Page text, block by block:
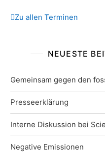
Zu allen Terminen
NEUESTE
Gemeinsam gegen den
Presseerklärung
Interne Diskussion bei
Negative Emissionen